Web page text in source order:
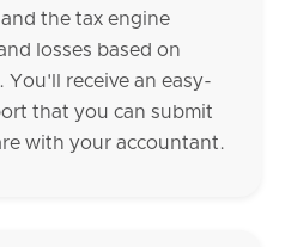
the tax engine
losses based on
You'll receive an easy-
that you can submit
with your accountant.